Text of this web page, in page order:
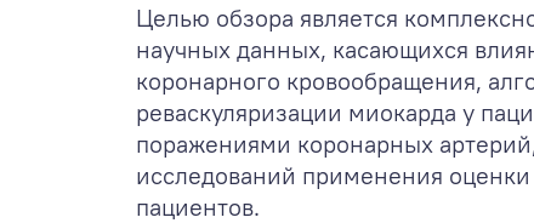
Целью обзора является
научных данных, касающихся
коронарного кровообращения,
реваскуляризации миокарда у
поражениями коронарных
исследований применения
пациентов.